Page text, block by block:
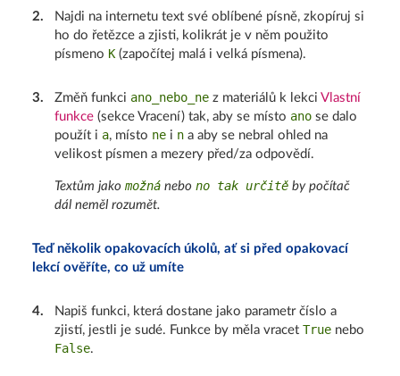
2.
Najdi na internetu text své oblíbené písně, zkopíruj si
ho do řetězce a zjisti, kolikrát je v něm použito
písmeno K(započítej malá i velká písmena).
3. Změň funkci ano_nebo_ne z materiálů k lekciVlastní
funkce (sekce Vracení) tak, aby se místo ano se dalo
použít i a, místo ne i n a aby se nebral ohled na
velikost písmen a mezery před/za odpovědí.
Textům jakomožná nebono tak určitě by počítač
dál neměl rozumět.
Teď několik opakovacích úkolů, ať si před opakovací
lekcí ověříte, co už umíte
4.
Napiš funkci, která dostane jako parametr číslo a
zjistí, jestli je sudé. Funkce by měla vracetTrue nebo
False.